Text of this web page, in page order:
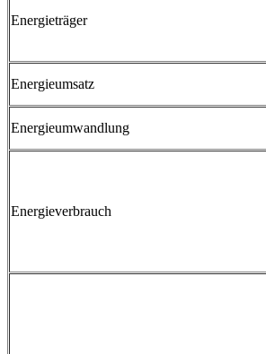
Energieträger
Energieumsatz
Energieumwandlung
Energieverbrauch